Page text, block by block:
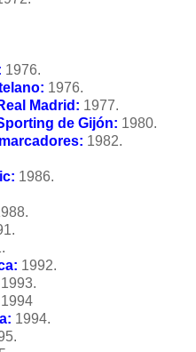
1976.
1976.
Madrid: 1977.
de Gijón: 1980.
1982.
1986.
1992.
1993.
1994
1994.